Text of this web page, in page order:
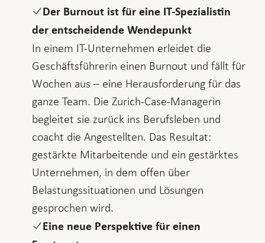
Der Burnout ist für eine IT-Spezialistin
der entscheidende Wendepunkt
In einem IT-Unternehmen erleidet die
Geschäftsführerin einen Burnout und fällt für
Wochen aus – eine Herausforderung für das
ganze Team. Die Zurich-Case-Managerin
begleitet sie zurück ins Berufsleben und
coacht die Angestellten. Das Resultat:
gestärkte Mitarbeitende und ein gestärktes
Unternehmen, in dem offen über
Belastungssituationen und Lösungen
gesprochen wird.
Eine neue Perspektive für einen